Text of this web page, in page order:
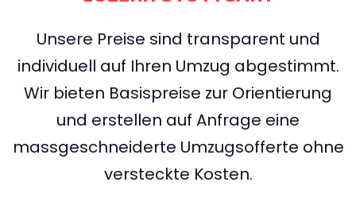
Unsere Preise sind transparent und
individuell auf Ihren Umzug abgestimmt.
Wir bieten Basispreise zur Orientierung
und erstellen auf Anfrage eine
massgeschneiderte Umzugsofferte ohne
versteckte Kosten.